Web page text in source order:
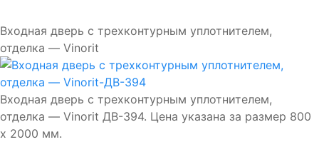
Входная дверь с трехконтурным уплотнителем,
отделка — Vinorit
Входная дверь с трехконтурным уплотнителем,
отделка — Vinorit ДВ-394. Цена указана за размер 800
х 2000 мм.